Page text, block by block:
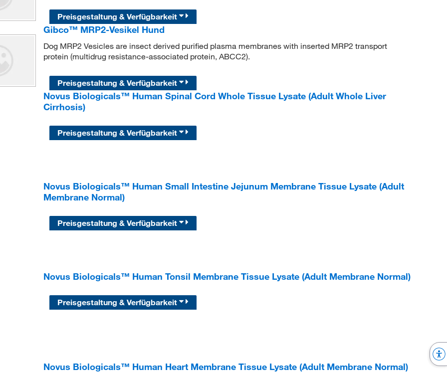
Preisgestaltung & Verfügbarkeit
Gibco™ MRP2-Vesikel Hund
Dog MRP2 Vesicles are insect derived purified plasma membranes with inserted MRP2 transport
protein (multidrug resistance-associated protein, ABCC2).
Preisgestaltung & Verfügbarkeit
Novus Biologicals™ Human Spinal Cord Whole Tissue Lysate (Adult Whole Liver
Cirrhosis)
Preisgestaltung & Verfügbarkeit
Novus Biologicals™ Human Small Intestine Jejunum Membrane Tissue Lysate (Adult
Membrane Normal)
Preisgestaltung & Verfügbarkeit
Novus Biologicals™ Human Tonsil Membrane Tissue Lysate (Adult Membrane Normal)
Preisgestaltung & Verfügbarkeit
Novus Biologicals™ Human Heart Membrane Tissue Lysate (Adult Membrane Normal)